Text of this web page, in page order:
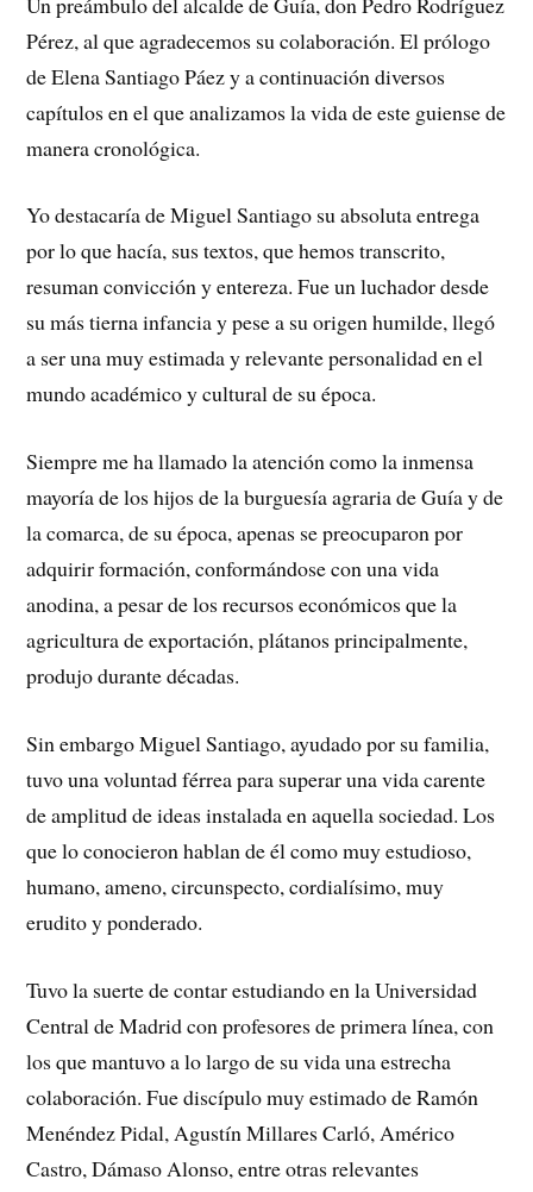
Pérez, al que agradecemos su colaboración. El prólogo
de Elena Santiago Páez y a continuación diversos
capítulos en el que analizamos la vida de este guiense de
manera cronológica.
Yo destacaría de Miguel Santiago su absoluta entrega
por lo que hacía, sus textos, que hemos transcrito,
resuman convicción y entereza. Fue un luchador desde
su más tierna infancia y pese a su origen humilde, llegó
a ser una muy estimada y relevante personalidad en el
mundo académico y cultural de su época.
Siempre me ha llamado la atención como la inmensa
mayoría de los hijos de la burguesía agraria de Guía y de
la comarca, de su época, apenas se preocuparon por
adquirir formación, conformándose con una vida
anodina, a pesar de los recursos económicos que la
agricultura de exportación, plátanos principalmente,
produjo durante décadas.
Sin embargo Miguel Santiago, ayudado por su familia,
tuvo una voluntad férrea para superar una vida carente
de amplitud de ideas instalada en aquella sociedad. Los
que lo conocieron hablan de él como muy estudioso,
humano, ameno, circunspecto, cordialísimo, muy
erudito y ponderado.
Tuvo la suerte de contar estudiando en la Universidad
Central de Madrid con profesores de primera línea, con
los que mantuvo a lo largo de su vida una estrecha
colaboración. Fue discípulo muy estimado de Ramón
Menéndez Pidal, Agustín Millares Carló, Américo
Castro, Dámaso Alonso, entre otras relevantes